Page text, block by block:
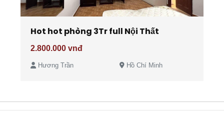
Hot hot phòng 3Tr full Nội Thất
2.800.000 vnđ
Hương Trần Hồ Chí Minh